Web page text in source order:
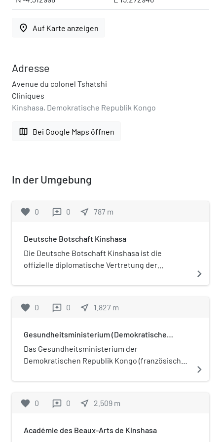
place Auf Karte anzeigen
Adresse
Avenue du colonel Tshatshi
Cliniques
Kinshasa, Demokratische Republik Kongo
map Bei Google Maps öffnen
In der Umgebung
favorite 0 reviews 0 near_me 787 m
Deutsche Botschaft Kinshasa
Die Deutsche Botschaft Kinshasa ist die
offizielle diplomatische Vertretung der
Demokratischen Republik Kongo.
navigate_next
favorite 0 reviews 0 near_me 1.827 m
Gesundheitsministerium (Demokratische
Das Gesundheitsministerium der
Demokratischen Republik Kongo (französisch
Prévention, deutsch „Ministerium für
Prävention“) ist eines der Ministerien der
Kongo. Amtierender Gesundheitsminister ist
navigate_next
favorite 0 reviews 0 near_me 2.509 m
Académie des Beaux-Arts de Kinshasa